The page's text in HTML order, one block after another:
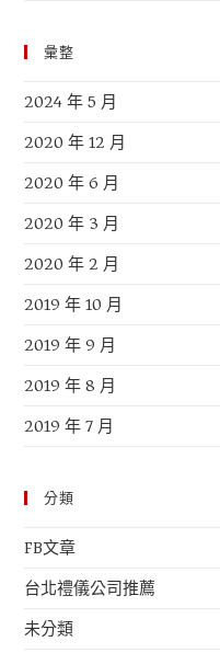
彙整
2024 年 5 月
2020 年 12 月
2020 年 6 月
2020 年 3 月
2020 年 2 月
2019 年 10 月
2019 年 9 月
2019 年 8 月
2019 年 7 月
分類
FB文章
台北禮儀公司推薦
未分類